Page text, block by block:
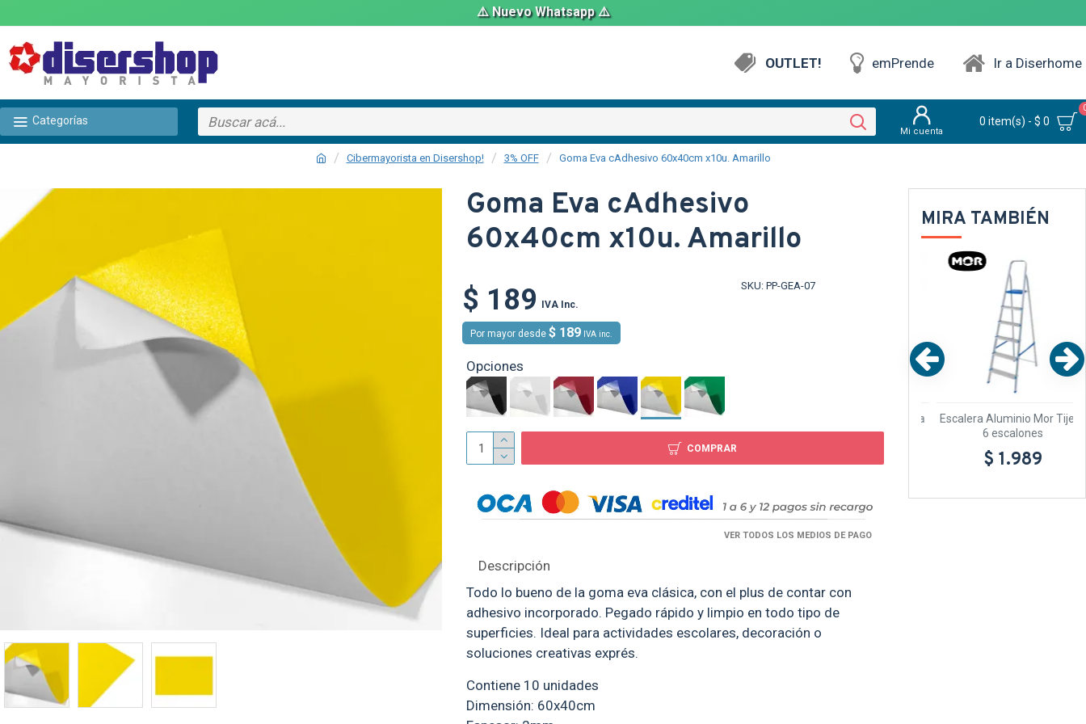
⚠️ Nuevo Whatsapp ⚠️
OUTLET! emPrende Ir a Diserhome
Categorías
Mi cuenta
0 item(s) - $ 0
Cibermayorista en Disershop! 3% OFF Goma Eva cAdhesivo 60x40cm x10u. Amarillo
Goma Eva cAdhesivo
60x40cm x10u. Amarillo
$ 189 IVA Inc.
SKU: PP-GEA-07
Por mayor desde $ 189 IVA inc.
Opciones
COMPRAR
Descripción
Todo lo bueno de la goma eva clásica, con el plus de contar con
adhesivo incorporado. Pegado rápido y limpio en todo tipo de
superficies. Ideal para actividades escolares, decoración o
soluciones creativas exprés.
Contiene 10 unidades
Dimensión: 60x40cm
VER TODOS LOS MEDIOS DE PAGO
MIRA TAMBIÉN
Escalera Aluminio Mor Tijera
7 escalones
$ 2.339
TEXTTRANSPARENTE
5 escalones
$ 1.729
Escalera Aluminio Mor Tijera
6 escalones
$ 1.989